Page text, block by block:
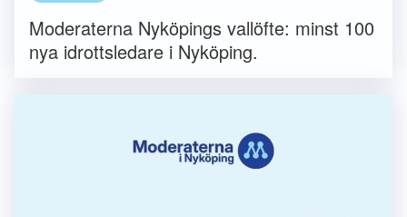
Moderaterna Nyköpings vallöfte: minst 100
nya idrottsledare i Nyköping.